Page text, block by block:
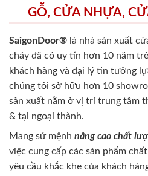
GỖ, CỬA NHỰA,
SaigonDoor® là nhà sản xuất
cháy đã có uy tín hơn 10 năm
khách hàng và đại lý tin tưởng
chúng tôi sở hữu hơn 10
sản xuất nằm ở vị trí trung tâm
& tại ngoại thành.
Mang sứ mệnh nâng cao chất
việc cung cấp các sản phẩm
yêu cầu khắc khe của khách